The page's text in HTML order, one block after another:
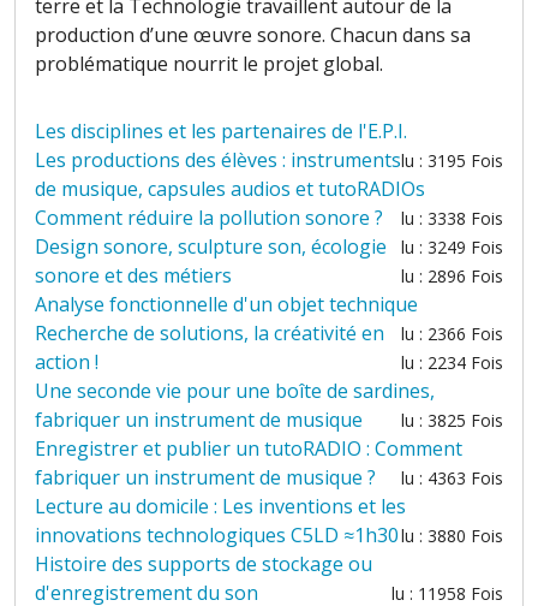
terre et la Technologie travaillent autour de la
production d’une œuvre sonore. Chacun dans sa
problématique nourrit le projet global.
Les disciplines et les partenaires de l'E.P.I.
lu : 3195 Fois
Les productions des élèves : instruments
de musique, capsules audios et tutoRADIOs
lu : 3338 Fois
Comment réduire la pollution sonore ?
lu : 3249 Fois
Design sonore, sculpture son, écologie
sonore et des métiers
lu : 2896 Fois
Analyse fonctionnelle d'un objet technique
lu : 2366 Fois
Recherche de solutions, la créativité en
action !
lu : 2234 Fois
Une seconde vie pour une boîte de sardines,
fabriquer un instrument de musique
lu : 3825 Fois
Enregistrer et publier un tutoRADIO : Comment
fabriquer un instrument de musique ?
lu : 4363 Fois
Lecture au domicile : Les inventions et les
innovations technologiques C5LD ≈1h30lu : 3880 Fois
Histoire des supports de stockage ou
d'enregistrement du son
lu : 11958 Fois